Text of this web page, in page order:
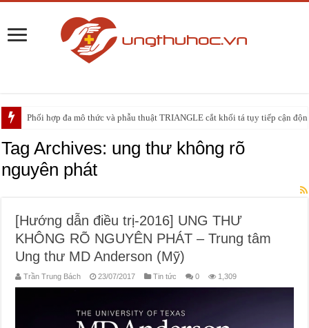
Phối hợp đa mô thức và phẫu thuật TRIANGLE cắt khối tá tụy tiếp cận
PHẪU THUẬT NEUHAUS: GIẢI PHÁP ĐIỀU TRỊ TRIỆT CĂN CHO UNG
Tag Archives: ung thư không rõ
nguyên phát
[Hướng dẫn điều trị-2016] UNG THƯ
KHÔNG RÕ NGUYÊN PHÁT – Trung tâm
Ung thư MD Anderson (Mỹ)
Trần Trung Bách 23/07/2017 Tin tức 0 1,309